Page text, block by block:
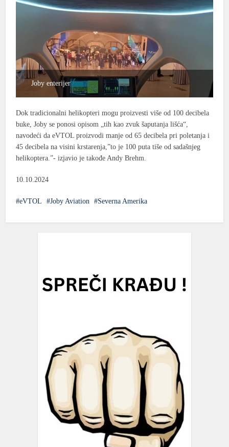
Joby enterijer
Dok tradicionalni helikopteri mogu proizvesti više od 100 decibela
buke, Joby se ponosi opisom „tih kao zvuk šaputanja lišća“,
navodeći da eVTOL proizvodi manje od 65 decibela pri poletanja i
45 decibela na visini krstarenja,”to je 100 puta tiše od sadašnjeg
helikoptera.”- izjavio je takođe Andy Brehm.
10.10.2024
eVTOL Joby Aviation Severna Amerika